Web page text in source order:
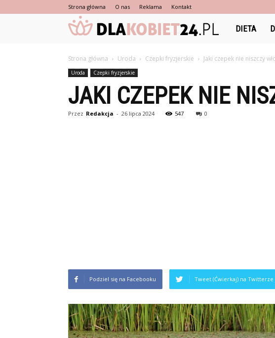
Strona główna O nas Reklama Kontakt
DlaKobiet24.pl
DIETA
Strona główna Uroda Czepki fryzjerskie Jaki czepek nie niszczy
Uroda Czepki fryzjerskie
JAKI CZEPEK NIE
Przez Redakcja - 26 lipca 2024 547 0
Podziel się na Facebooku Tweet (Ćwierkaj) na Twitterze